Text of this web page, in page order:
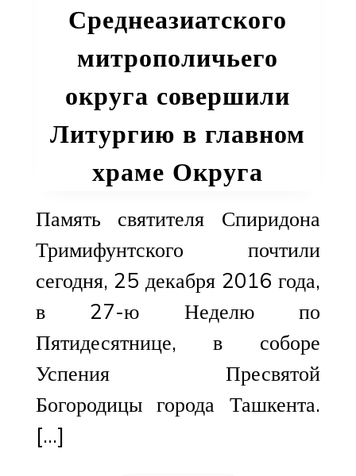
помощь
нуждающейся
Среднеазиатского
митрополичьего
округа совершили
Литургию в главном
храме Округа
Память святителя Спиридона
Тримифунтского почтили
сегодня, 25 декабря 2016 года,
в 27-ю Неделю по
Пятидесятнице, в соборе
Успения Пресвятой
Богородицы города Ташкента.
[…]